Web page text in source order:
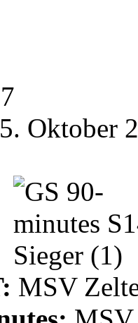
5. Oktober
MSV